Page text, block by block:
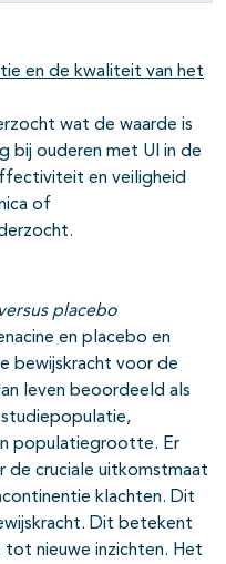
en de kwaliteit van het
wat de waarde is
bij ouderen met UI in de
en veiligheid
of
placebo
en placebo en
bewijskracht voor de
leven beoordeeld als
studiepopulatie,
populatiegrootte. Er
de cruciale uitkomstmaat
klachten. Dit
Dit betekent
tot nieuwe inzichten. Het